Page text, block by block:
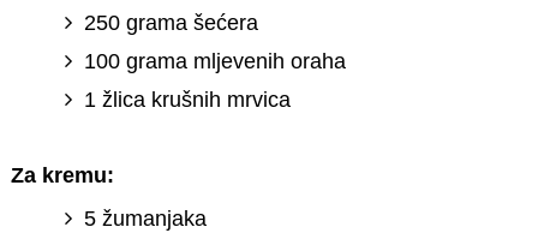
250 grama šećera
100 grama mljevenih oraha
1 žlica krušnih mrvica
Za kremu:
5 žumanjaka